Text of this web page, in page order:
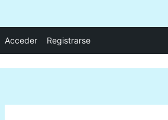
Acceder Registrarse
al